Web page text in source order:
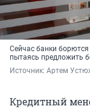
Сейчас банки
пытаясь предложить
Источник: Артем
Кредитный